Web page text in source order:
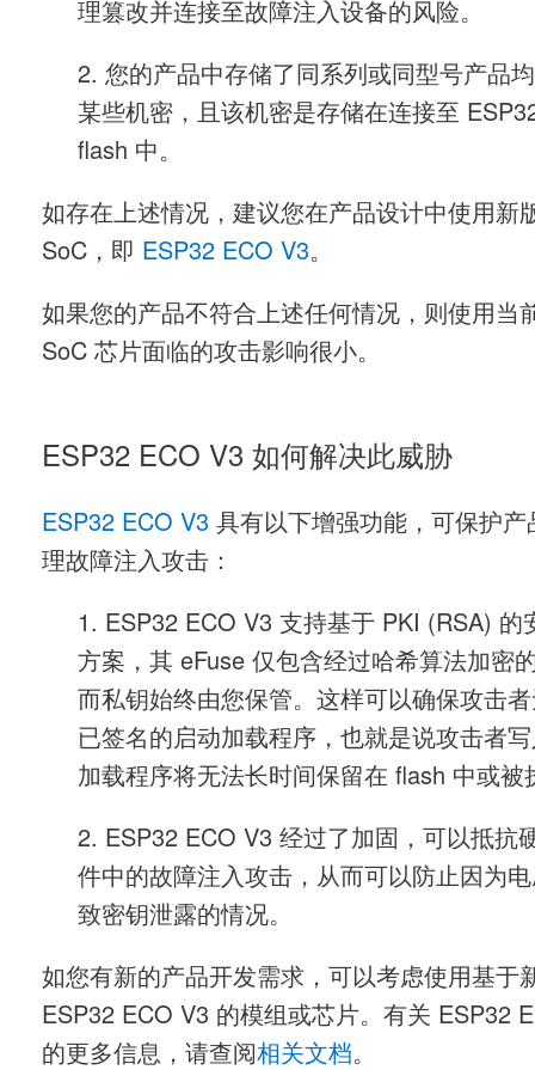
理篡改并连接至故障注入设备的风险。
2. 您的产品中存储了同系列或同型号产品
某些机密，且该机密是存储在连接至
flash 中。
如存在上述情况，建议您在产品设计中使用新
SoC，即 ESP32 ECO V3。
如果您的产品不符合上述任何情况，则使用当
SoC 芯片面临的攻击影响很小。
ESP32 ECO V3 如何解决此威胁
ESP32 ECO V3 具有以下增强功能，可保护产
理故障注入攻击：
1. ESP32 ECO V3 支持基于 PKI (RSA) 的
方案，其 eFuse 仅包含经过哈希算法加密
而私钥始终由您保管。这样可以确保攻击
已签名的启动加载程序，也就是说攻击者
加载程序将无法长时间保留在 flash 中或被
2. ESP32 ECO V3 经过了加固，可以抵抗
件中的故障注入攻击，从而可以防止因为
致密钥泄露的情况。
如您有新的产品开发需求，可以考虑使用基于
ESP32 ECO V3 的模组或芯片。有关 ESP32
的更多信息，请查阅相关文档。